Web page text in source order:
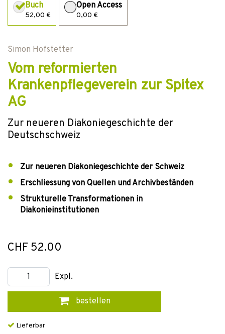
Buch
52,00 €
Open Access
0,00 €
Simon Hofstetter
Vom reformierten
Krankenpflegeverein zur Spitex
AG
Zur neueren Diakoniegeschichte der
Deutschschweiz
Zur neueren Diakoniegeschichte der Schweiz
Erschliessung von Quellen und Archivbeständen
Strukturelle Transformationen in
Diakonieinstitutionen
CHF 52.00
Expl.
bestellen
Lieferbar